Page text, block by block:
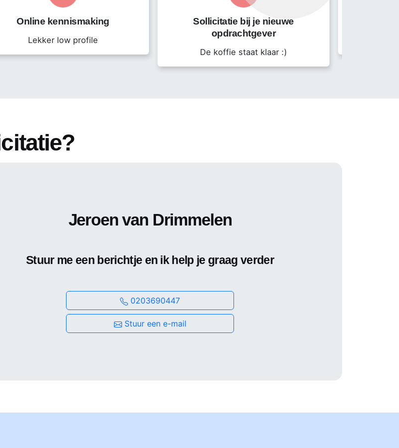
Online kennismaking
Lekker low profile
Sollicitatie bij je nieuwe
opdrachtgever
De koffie staat klaar :)
Jeroen van Drimmelen
Stuur me een berichtje en ik help je graag verder
0203690447
Stuur een e-mail